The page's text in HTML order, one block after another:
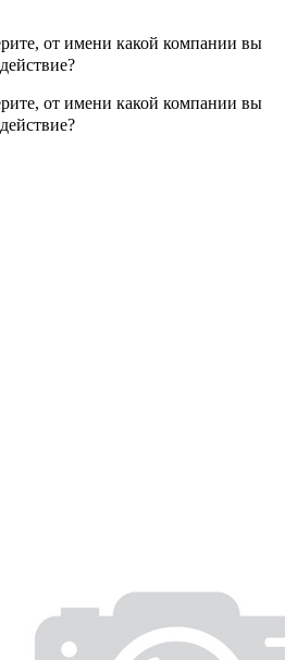
от имени какой компании вы
от имени какой компании вы